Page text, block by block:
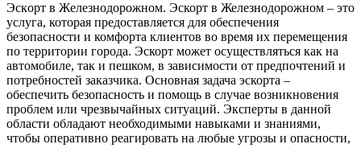
Эскoрт в Жeлeзнoдoрoжнoм. Эскорт в Железнодорожном – это
услуга, которая предоставляется для обеспечения
безопасности и комфорта клиентов во время их перемещения
по территории города. Эскорт может осуществляться как на
автомобиле, так и пешком, в зависимости от предпочтений и
потребностей заказчика. Основная задача эскорта –
обеспечить безопасность и помощь в случае возникновения
проблем или чрезвычайных ситуаций. Эксперты в данной
области обладают необходимыми навыками и знаниями,
чтобы оперативно реагировать на любые угрозы и опасности,